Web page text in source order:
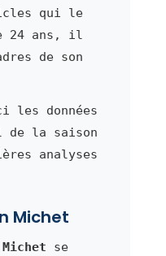
qui le
24 ans, il
de son
les données
la saison
analyses
Michet
se